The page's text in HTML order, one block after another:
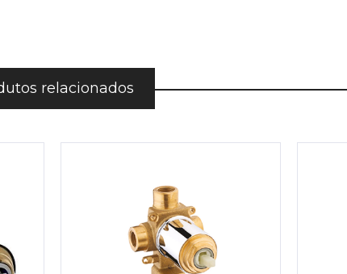
relacionados